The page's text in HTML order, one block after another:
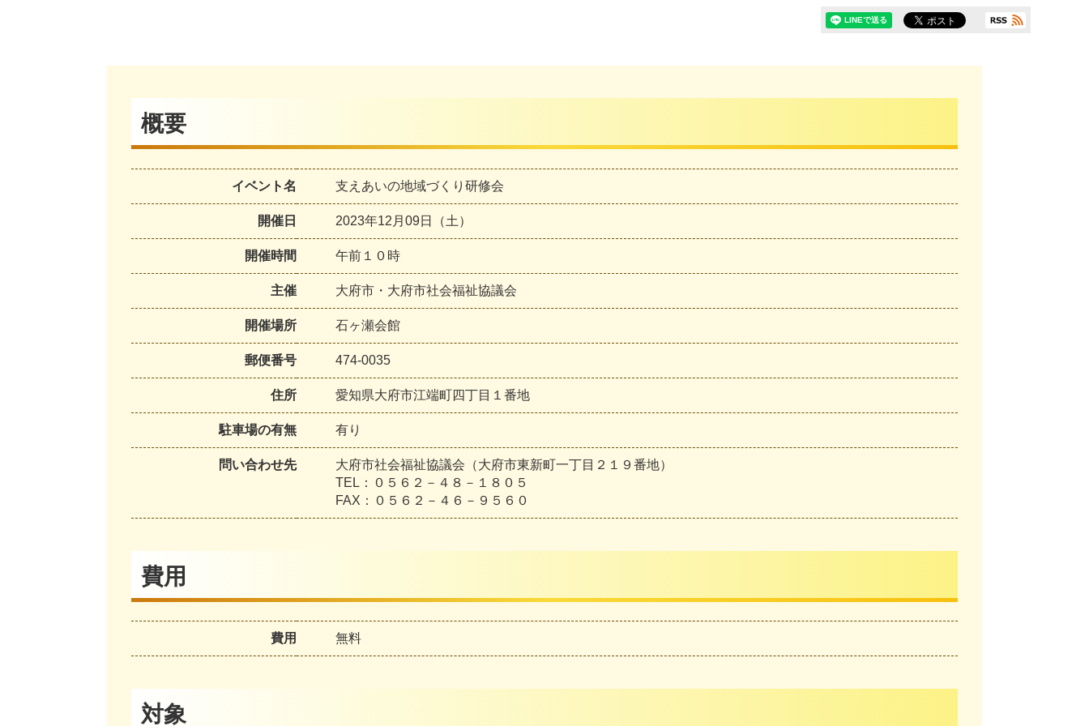
概要
イベント名 支えあいの地域づくり研修会
開催日 2023年12月09日（土）
開催時間 午前１０時
主催 大府市・大府市社会福祉協議会
開催場所 石ヶ瀬会館
郵便番号 474-0035
住所 愛知県大府市江端町四丁目１番地
駐車場の有無 有り
問い合わせ先
大府市社会福祉協議会（大府市東新町一丁目２１９番地）
TEL：０５６２－４８－１８０５
FAX：０５６２－４６－９５６０
費用
費用 無料
対象